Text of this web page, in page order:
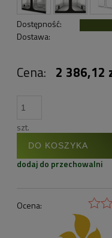
Dostępność:
Dostawa:
Cena nie zawiera
Cena: 2 386,12
szt.
DO KOSZYKA
dodaj do przechowalni
Ocena: